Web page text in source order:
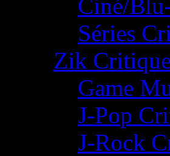
Ciné/
Séries
Zik
Game
J-Pop
J-Rock